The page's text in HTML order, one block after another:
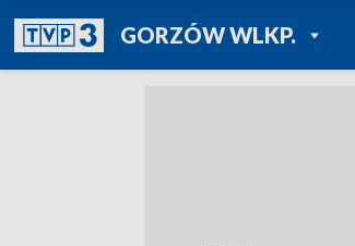
GORZÓW WLKP.POWRÓT DO
TVP REGIONY